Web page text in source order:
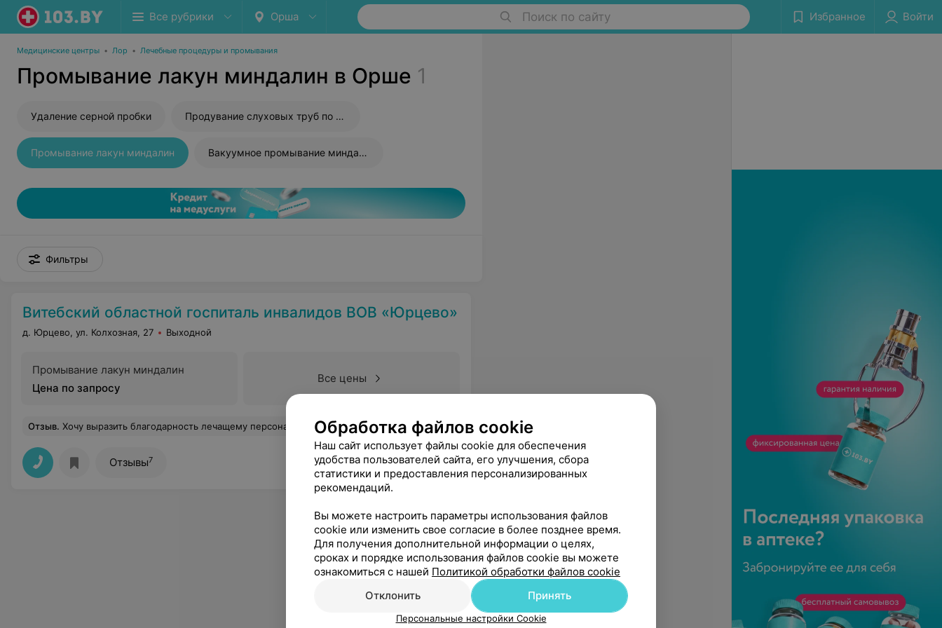
Все рубрики Орша Поиск по сайту Избранное Войти
Медицинские центры • Лор • Лечебные процедуры и промывания
Промывание лакун миндалин в Орше 1
Удаление серной пробки Продувание слуховых труб по Политцеру
Промывание лакун миндалин Вакуумное промывание миндалин
Фильтры
Витебский областной госпиталь инвалидов ВОВ «Юрцево»
д. Юрцево, ул. Колхозная, 27 Выходной
Промывание лакун миндалин
Цена по запросу
Все цены
Отзыв. Хочу выразить благодарность лечащему персоналу неврологическому отделению главному врачу Соколовскому Н.Н, за чёткое выполнение своих профессиональных обязанностей ,доброе отношение к пациентам. А так же Шамро И.М зав.отделения реабилитации. Особую благодарность хочу выразить своему лечащему врачу Шорин В.В, это очень хороший врач, знающий своё дело. Также огромное спасибо медсестрам Усовой Л.В, Шидловской С.Ф, Арьес С.А, Шакуновой Р.Е, Максимовой Ж.Н, Шалашень Л.А, Гарбатовской И.Л, Найденковой Л.В, Гацуленко Е.Н, Еременко С.А, диет.сестра Каменская С.М. Инструктор методист физической реабилитации Сенчило Н.В, Васькович С.В. Врач эндоколист Николайчук Ю.А. Пожелаю всем крепкого здоровья, отличного праздничного настроения и творческих успехов в их нелегком труде. Еще
Отзывы7
Обработка файлов cookie
Наш сайт использует файлы cookie для обеспечения
удобства пользователей сайта, его улучшения, сбора
статистики и предоставления персонализированных
рекомендаций.
Вы можете настроить параметры использования файлов
cookie или изменить свое согласие в более позднее время.
Для получения дополнительной информации о целях,
сроках и порядке использования файлов cookie вы можете
ознакомиться с нашей Политикой обработки файлов cookie
Отклонить
Принять
Персональные настройки Cookie